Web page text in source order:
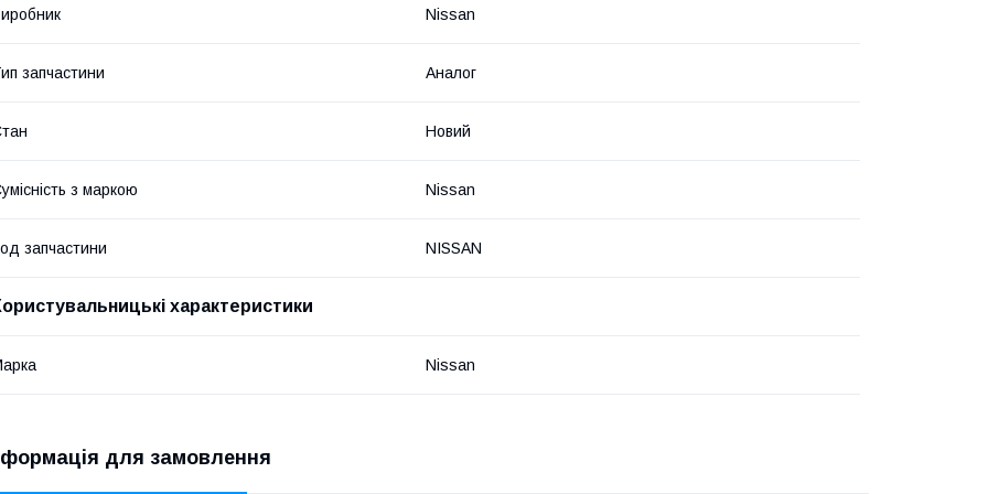
Nissan
запчастини Аналог
Новий
з маркою Nissan
запчастини NISSAN
характеристики
Nissan
для замовлення